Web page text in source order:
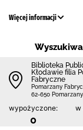
Więcej informacji
Biblioteka
Kłodawie filia
Fabryczne
Pomarzany
62-650
wypożyczone:
0
w